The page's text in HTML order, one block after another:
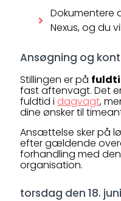
Dokumentere
Nexus, og du
Ansøgning og
Stillingen er på
fast aftenvagt. Det
fuldtid i dagvagt,
dine ønsker til
Ansættelse sker på
efter gældende
forhandling med
organisation.
torsdag den 18.